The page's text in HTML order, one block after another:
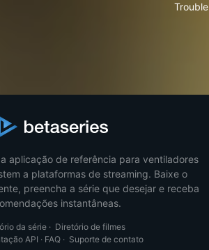
Trouble
aplicação de referência para ventiladores
a plataformas de streaming. Baixe o
preencha a série que desejar e receba
instantâneas.
da série · Diretório de filmes
API · FAQ· Suporte de contato